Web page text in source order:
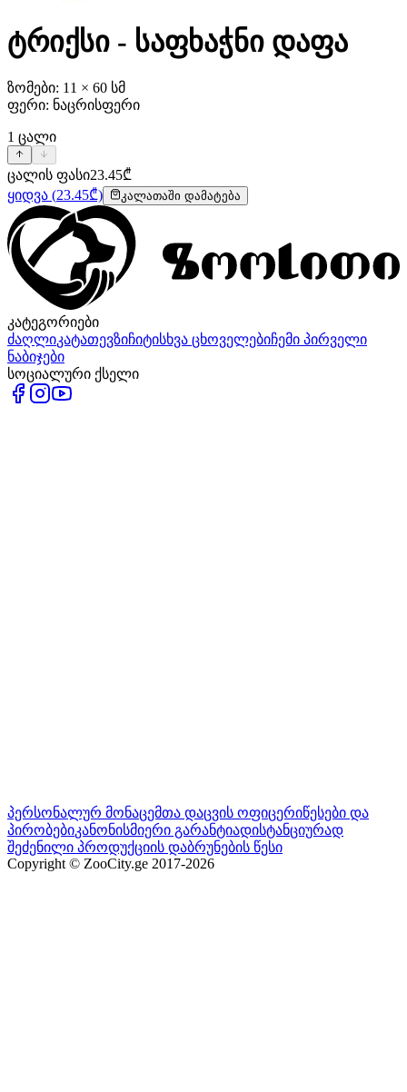
ტრიქსი - საფხაჭნი დაფა
ზომები: 11 × 60 სმ
ფერი: ნაცრისფერი
1 ცალი
ცალის ფასი23.45₾
ყიდვა (23.45₾) კალათაში დამატება
კატეგორიები
ძაღლიკატათევზიჩიტისხვა ცხოველებიჩემი პირველი
ნაბიჯები
სოციალური ქსელი
პერსონალურ მონაცემთა დაცვის ოფიცერიწესები და
პირობებიკანონისმიერი გარანტიადისტანციურად
შეძენილი პროდუქციის დაბრუნების წესი
Copyright © ZooCity.ge 2017-2026